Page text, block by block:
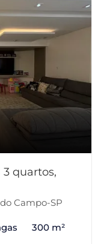
quartos,
Campo-SP
300 m²